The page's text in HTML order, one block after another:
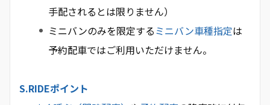
手配されるとは限りません）
ミニバンのみを限定するミニバン車種指定は
予約配車ではご利用いただけません。
S.RIDEポイント